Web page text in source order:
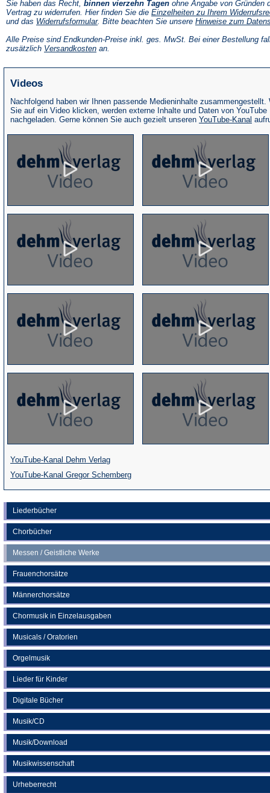
Liederbücher
Chorbücher
Messen / Geistliche Werke
Frauenchorsätze
Männerchorsätze
Chormusik in Einzelausgaben
Musicals / Oratorien
Orgelmusik
Lieder für Kinder
Digitale Bücher
Musik/CD
Musik/Download
Musikwissenschaft
Urheberrecht
Sie haben das Recht, binnen vierzehn Tagen ohne Angabe von Gründen
Vertrag zu widerrufen. Hier finden Sie die Einzelheiten zu Ihrem
und das Widerrufsformular(Öffnet
einem
neuen
. Bitte beachten Sie unsere Hinweise zum
Alle Preise sind Endkunden-Preise inkl. ges. MwSt. Bei einer Bestellung
zusätzlich Versandkosten(Öffnet
an.
Videos
Nachfolgend haben wir Ihnen passende Medieninhalte zusammengestellt.
Sie auf ein Video klicken, werden externe Inhalte und Daten von YouTube
nachgeladen. Gerne können Sie auch gezielt unseren YouTube-Kanal
YouTube-Kanal Dehm Verlag(Öffnet
in
einem
neuen
Tab)
YouTube-Kanal Gregor Schemberg(Öffnet
in
einem
neuen